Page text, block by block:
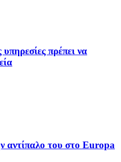
πρέπει να
του στο Europa